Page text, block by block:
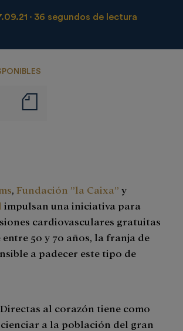
36 segundos de lectura
de
, Fundación ”la Caixa” y
impulsan una iniciativa para
cardiovasculares gratuitas
entre 50 y 70 años, la franja de
a padecer este tipo de
al corazón tiene como
a la población del gran